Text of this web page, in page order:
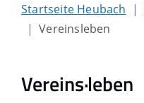
Startseite Heubach
Vereinsleben
Vereins·leben